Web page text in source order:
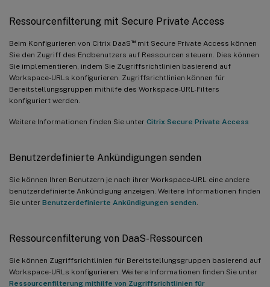
Ressourcenfilterung mit Secure Private Access
Beim Konfigurieren von Citrix DaaS ™mit Secure Private Access können
Sie den Zugriff des Endbenutzers auf Ressourcen steuern. Dies können
Sie implementieren, indem Sie Zugriffsrichtlinien basierend auf
Workspace-URLs konfigurieren. Zugriffsrichtlinien können für
Bereitstellungsgruppen mithilfe des Workspace-URL-Filters
konfiguriert werden.
Weitere Informationen finden Sie unter Citrix Secure Private Access
Benutzerdefinierte Ankündigungen senden
Sie können Ihren Benutzern je nach ihrer Workspace-URL eine andere
benutzerdefinierte Ankündigung anzeigen. Weitere Informationen finden
Sie unter Benutzerdefinierte Ankündigungen senden
Ressourcenfilterung von DaaS-Ressourcen
Sie können Zugriffsrichtlinien für Bereitstellungsgruppen basierend auf
Workspace-URLs konfigurieren. Weitere Informationen finden Sie unter
Ressourcenfilterung mithilfe von Zugriffsrichtlinien für